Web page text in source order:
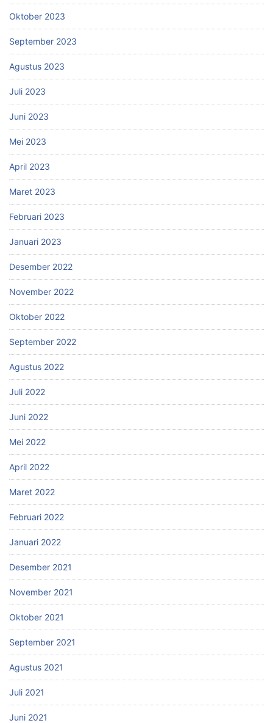
Oktober 2023
September 2023
Agustus 2023
Juli 2023
Juni 2023
Mei 2023
April 2023
Maret 2023
Februari 2023
Januari 2023
Desember 2022
November 2022
Oktober 2022
September 2022
Agustus 2022
Juli 2022
Juni 2022
Mei 2022
April 2022
Maret 2022
Februari 2022
Januari 2022
Desember 2021
November 2021
Oktober 2021
September 2021
Agustus 2021
Juli 2021
Juni 2021